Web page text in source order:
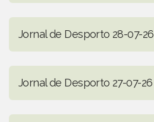
Jornal de Desporto 28-07-26
Jornal de Desporto 27-07-26